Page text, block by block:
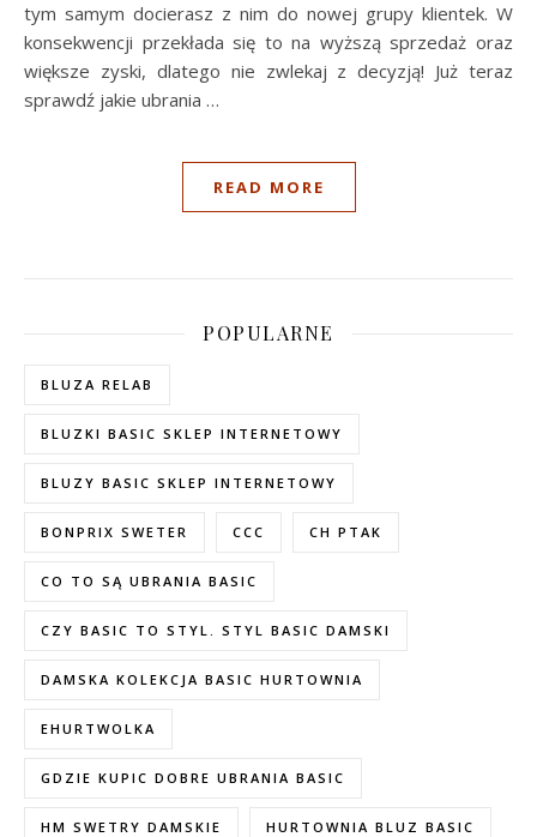
tym samym docierasz z nim do nowej grupy klientek. W
konsekwencji przekłada się to na wyższą sprzedaż oraz
większe zyski, dlatego nie zwlekaj z decyzją! Już teraz
sprawdź jakie ubrania …
READ MORE
POPULARNE
BLUZA RELAB
BLUZKI BASIC SKLEP INTERNETOWY
BLUZY BASIC SKLEP INTERNETOWY
BONPRIX SWETER CCC CH PTAK
CO TO SĄ UBRANIA BASIC
CZY BASIC TO STYL. STYL BASIC DAMSKI
DAMSKA KOLEKCJA BASIC HURTOWNIA
EHURTWOLKA
GDZIE KUPIC DOBRE UBRANIA BASIC
HM SWETRY DAMSKIE HURTOWNIA BLUZ BASIC